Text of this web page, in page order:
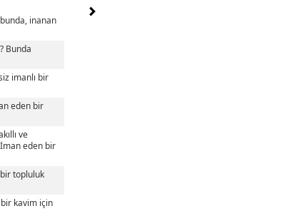
inanan
Bunda
imanlı bir
eden bir
ve
eden bir
topluluk
bir kavim için